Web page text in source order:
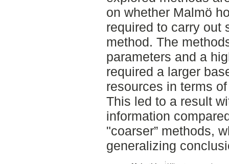
on whether Malmö
required to carry out
method. The
parameters and a
required a larger
resources in terms
This led to a result
information
"coarser” methods,
generalizing